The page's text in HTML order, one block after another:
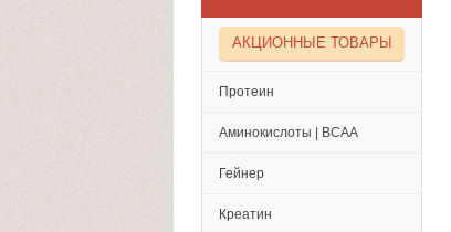
АКЦИОННЫЕ ТОВАРЫ
Протеин
Аминокислоты | BCAA
Гейнер
Креатин